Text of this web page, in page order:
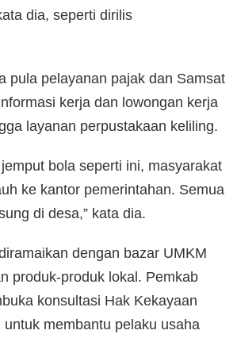
dia, seperti dirilis
pula pelayanan pajak dan Samsat
kerja dan lowongan kerja
layanan perpustakaan keliling.
bola seperti ini, masyarakat
ke kantor pemerintahan. Semua
di desa,” kata dia.
dengan bazar UMKM
produk-produk lokal. Pemkab
konsultasi Hak Kekayaan
membantu pelaku usaha